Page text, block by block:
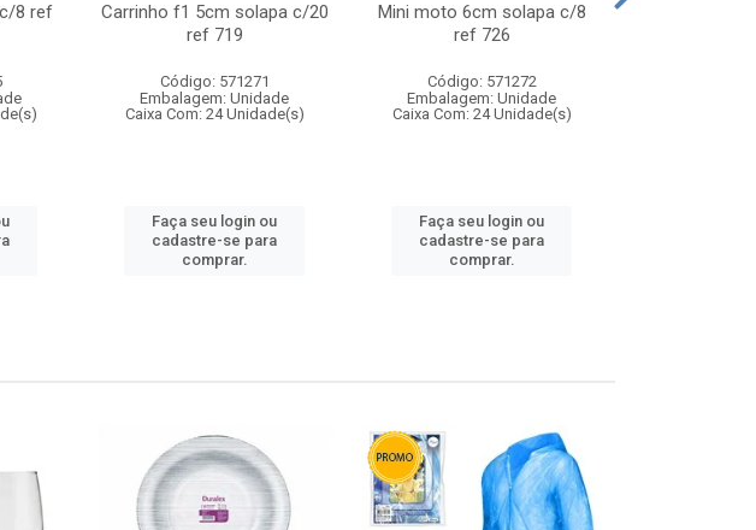
8 ref
Carrinho f1 5cm solapa c/20
ref 719
Código: 571271
Embalagem: Unidade
Caixa Com: 24 Unidade(s)
Faça seu login ou
cadastre-se para
comprar.
Mini moto 6cm solapa c/8
ref 726
Código: 571272
Embalagem: Unidade
Caixa Com: 24 Unidade(s)
Faça seu login ou
cadastre-se para
comprar.